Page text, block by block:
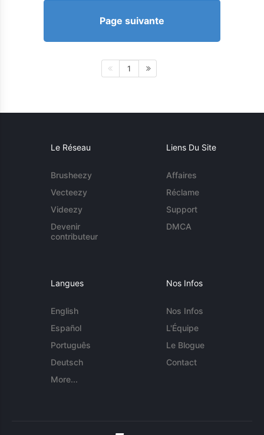
Page suivante
1
Le Réseau
Brusheezy
Vecteezy
Videezy
Devenir
contributeur
Liens Du Site
Affaires
Réclame
Support
DMCA
Langues
English
Español
Português
Deutsch
More...
Nos Infos
Nos Infos
L'Équipe
Le Blogue
Contact